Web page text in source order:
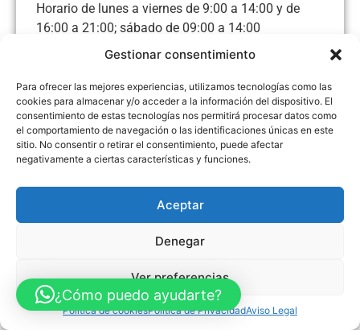
Gestionar consentimiento
Para ofrecer las mejores experiencias, utilizamos tecnologías como las
cookies para almacenar y/o acceder a la información del dispositivo. El
consentimiento de estas tecnologías nos permitirá procesar datos como
el comportamiento de navegación o las identificaciones únicas en este
sitio. No consentir o retirar el consentimiento, puede afectar
negativamente a ciertas características y funciones.
Aceptar
Denegar
Ver preferencias
Política de cookiesPolítica de PrivacidadAviso Legal
Horario de lunes a viernes de 9:00 a 14:00 y de
16:00 a 21:00; sábado de 09:00 a 14:00
Aviso Legal Política de Privacidad Política de Cookies
Accesibilidad Mapa web
FINANCIADO POR LA UNIÓN EUROPEA CON EL PROGRAMA KIT
DIGITAL POR LOS FONDOS NEXT GENERATION (EU) DEL
MECANISMO DE RECUPERACIÓN Y RESILENCIA
© Guia Telefónica de Empresas – Todos los derechos reservados.
¿Cómo puedo ayudarte?